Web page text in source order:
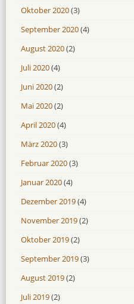
Oktober 2020(3)
September 2020(4)
August 2020(2)
Juli 2020(4)
Juni 2020(2)
Mai 2020(2)
April 2020(4)
März 2020(3)
Februar 2020(3)
Januar 2020(4)
Dezember 2019(4)
November 2019(2)
Oktober 2019(2)
September 2019(3)
August 2019(2)
Juli 2019(2)